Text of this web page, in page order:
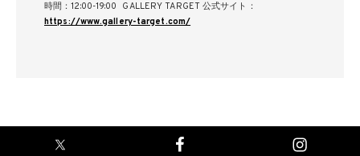
時間：12:00-19:00 GALLERY TARGET 公式サイト：
https://www.gallery-target.com/